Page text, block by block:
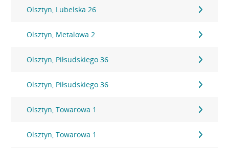
Olsztyn, Lubelska 26
Olsztyn, Metalowa 2
Olsztyn, Piłsudskiego 36
Olsztyn, Piłsudskiego 36
Olsztyn, Towarowa 1
Olsztyn, Towarowa 1